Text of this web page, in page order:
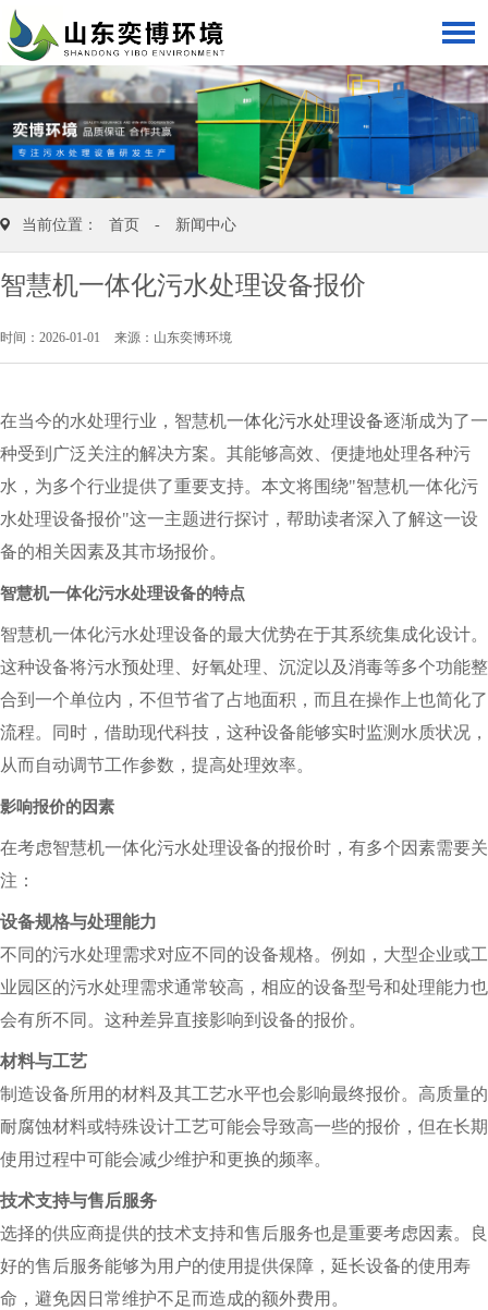
当前位置： 首页 - 新闻中心
智慧机一体化污水处理设备报价
时间：2026-01-01 来源：山东奕博环境
在当今的水处理行业，智慧机一体化污水处理设备逐渐成为了一
种受到广泛关注的解决方案。其能够高效、便捷地处理各种污
水，为多个行业提供了重要支持。本文将围绕"智慧机一体化污
水处理设备报价"这一主题进行探讨，帮助读者深入了解这一设
备的相关因素及其市场报价。
智慧机一体化污水处理设备的特点
智慧机一体化污水处理设备的最大优势在于其系统集成化设计。
这种设备将污水预处理、好氧处理、沉淀以及消毒等多个功能整
合到一个单位内，不但节省了占地面积，而且在操作上也简化了
流程。同时，借助现代科技，这种设备能够实时监测水质状况，
从而自动调节工作参数，提高处理效率。
影响报价的因素
在考虑智慧机一体化污水处理设备的报价时，有多个因素需要关
注：
设备规格与处理能力
不同的污水处理需求对应不同的设备规格。例如，大型企业或工
业园区的污水处理需求通常较高，相应的设备型号和处理能力也
会有所不同。这种差异直接影响到设备的报价。
材料与工艺
制造设备所用的材料及其工艺水平也会影响最终报价。高质量的
耐腐蚀材料或特殊设计工艺可能会导致高一些的报价，但在长期
使用过程中可能会减少维护和更换的频率。
技术支持与售后服务
选择的供应商提供的技术支持和售后服务也是重要考虑因素。良
好的售后服务能够为用户的使用提供保障，延长设备的使用寿
命，避免因日常维护不足而造成的额外费用。